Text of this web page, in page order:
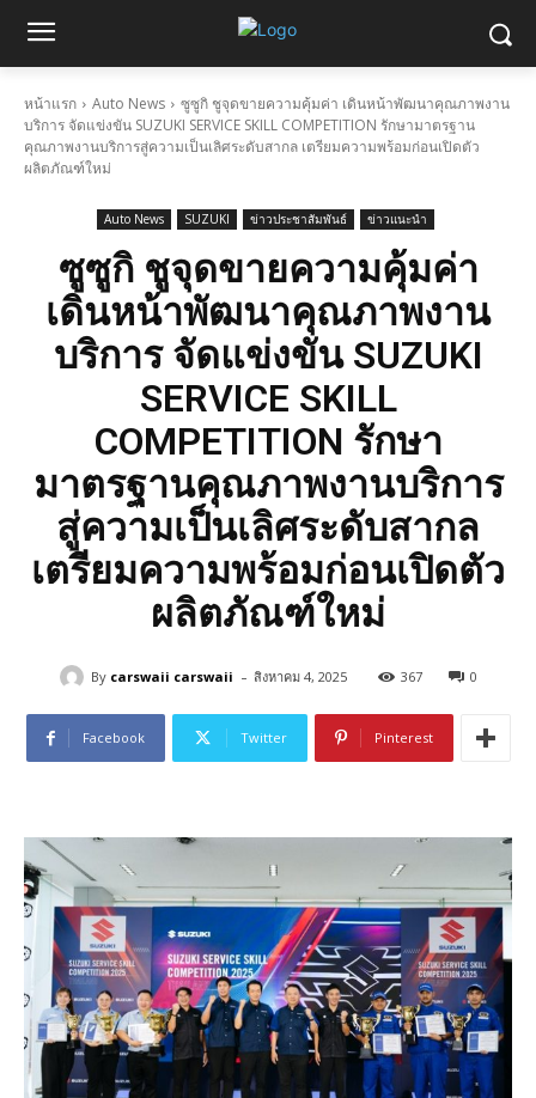
หน้าแรก Auto News
ซูซูกิ ชูจุดขายความคุ้มค่า เดินหน้าพัฒนาคุณภาพงาน
บริการ จัดแข่งขัน SUZUKI SERVICE SKILL COMPETITION รักษามาตรฐาน
คุณภาพงานบริการสู่ความเป็นเลิศระดับสากล เตรียมความพร้อมก่อนเปิดตัว
ผลิตภัณฑ์ใหม่
Auto News SUZUKI ข่าวประชาสัมพันธ์ ข่าวแนะนำ
ซูซูกิ ชูจุดขายความคุ้มค่า
เดินหน้าพัฒนาคุณภาพงาน
บริการ จัดแข่งขัน SUZUKI
SERVICE SKILL
COMPETITION รักษา
มาตรฐานคุณภาพงานบริการ
สู่ความเป็นเลิศระดับสากล
เตรียมความพร้อมก่อนเปิดตัว
ผลิตภัณฑ์ใหม่
By carswaii carswaii - สิงหาคม 4, 2025 367 0
Facebook Twitter Pinterest